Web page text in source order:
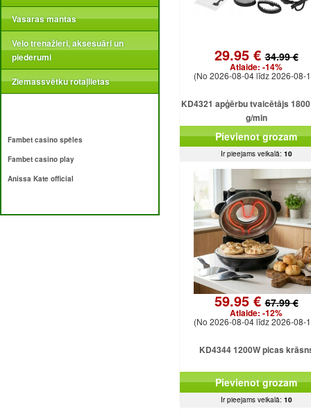
Vasaras mantas
Velo trenažieri, aksesuāri un
piederumi
Ziemassvētku rotaļlietas
Fambet casino spēles
Fambet casino play
Anissa Kate official
29.95 €34.99 €
Atlaide: -14%
(No 2026-08-04 līdz 2026-08-
KD4321 apģērbu tvaicētājs
g/min
Pievienot grozam
Ir pieejams veikalā: 10
59.95 €67.99 €
Atlaide: -12%
(No 2026-08-04 līdz 2026-08-
KD4344 1200W picas
Pievienot grozam
Ir pieejams veikalā: 10